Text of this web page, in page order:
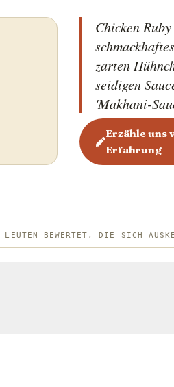
Chicken
zarten
seidigen
'Makhani-
Erzähle uns
Erfahrung
LEUTEN BEWERTET, DIE SICH